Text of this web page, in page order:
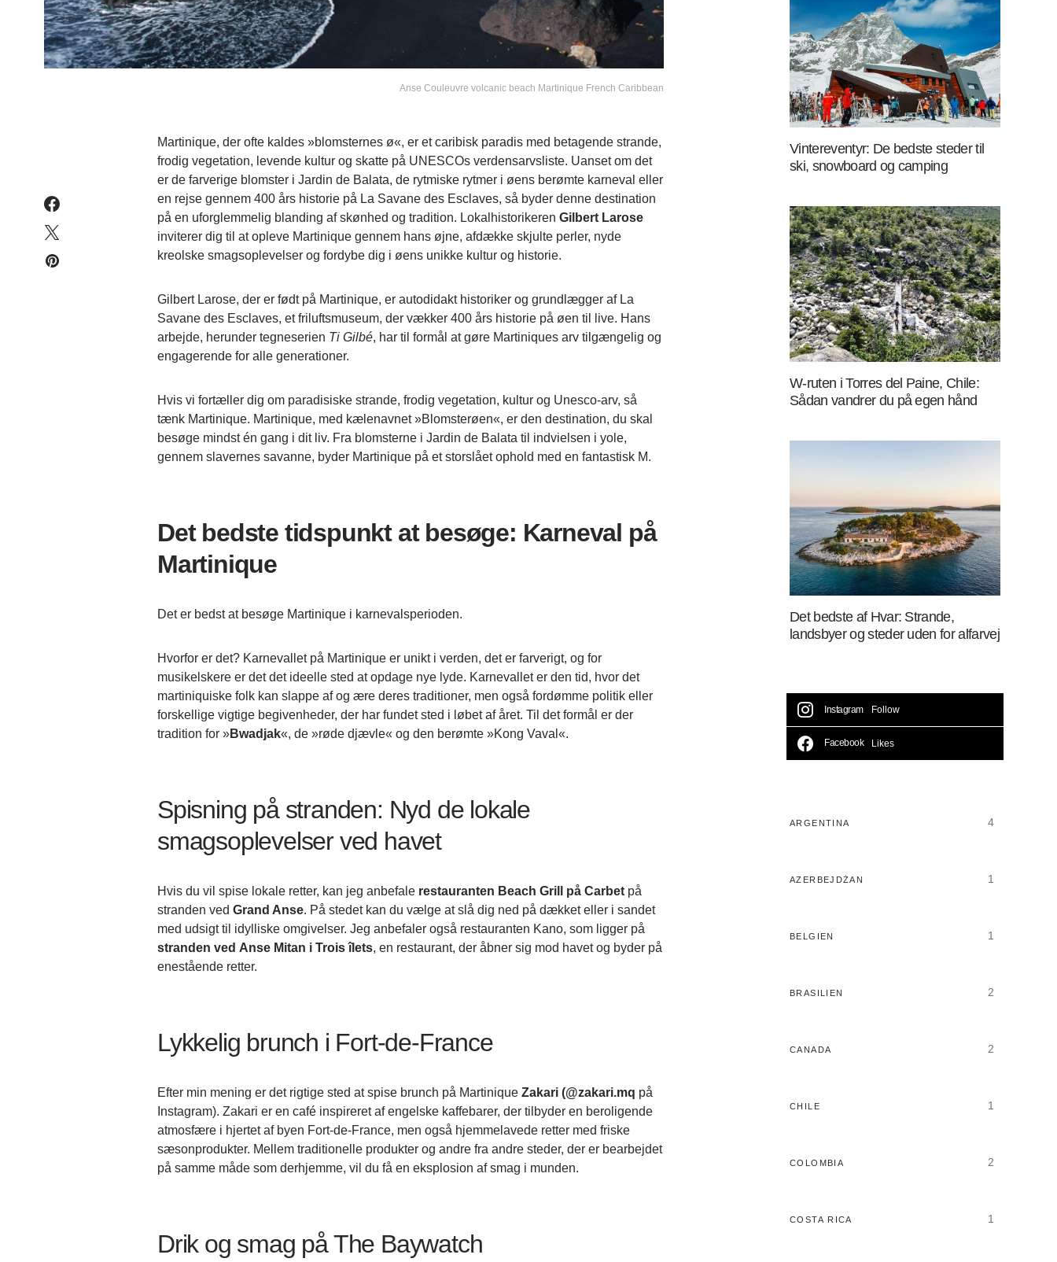
Anse Couleuvre volcanic beach Martinique French Caribbean
Martinique, der ofte kaldes »blomsternes ø«, er et caribisk paradis med betagende strande,
frodig vegetation, levende kultur og skatte på UNESCOs verdensarvsliste. Uanset om det
er de farverige blomster i Jardin de Balata, de rytmiske rytmer i øens berømte karneval eller
en rejse gennem 400 års historie på La Savane des Esclaves, så byder denne destination
på en uforglemmelig blanding af skønhed og tradition. Lokalhistorikeren Gilbert Larose
inviterer dig til at opleve Martinique gennem hans øjne, afdække skjulte perler, nyde
kreolske smagsoplevelser og fordybe dig i øens unikke kultur og historie.
Gilbert Larose, der er født på Martinique, er autodidakt historiker og grundlægger af La
Savane des Esclaves, et friluftsmuseum, der vækker 400 års historie på øen til live. Hans
arbejde, herunder tegneserien Ti Gilbé, har til formål at gøre Martiniques arv tilgængelig og
engagerende for alle generationer.
Hvis vi fortæller dig om paradisiske strande, frodig vegetation, kultur og Unesco-arv, så
tænk Martinique. Martinique, med kælenavnet »Blomsterøen«, er den destination, du skal
besøge mindst én gang i dit liv. Fra blomsterne i Jardin de Balata til indvielsen i yole,
gennem slavernes savanne, byder Martinique på et storslået ophold med en fantastisk M.
Det bedste tidspunkt at besøge: Karneval på
Martinique
Det er bedst at besøge Martinique i karnevalsperioden.
Hvorfor er det? Karnevallet på Martinique er unikt i verden, det er farverigt, og for
musikelskere er det det ideelle sted at opdage nye lyde. Karnevallet er den tid, hvor det
martiniquiske folk kan slappe af og ære deres traditioner, men også fordømme politik eller
forskellige vigtige begivenheder, der har fundet sted i løbet af året. Til det formål er der
tradition for »Bwadjak«, de »røde djævle« og den berømte »Kong Vaval«.
Spisning på stranden: Nyd de lokale
smagsoplevelser ved havet
Hvis du vil spise lokale retter, kan jeg anbefale restauranten Beach Grill på Carbet på
stranden ved Grand Anse. På stedet kan du vælge at slå dig ned på dækket eller i sandet
med udsigt til idylliske omgivelser. Jeg anbefaler også restauranten Kano, som ligger på
stranden ved Anse Mitan i Trois îlets, en restaurant, der åbner sig mod havet og byder på
enestående retter.
Lykkelig brunch i Fort-de-France
Efter min mening er det rigtige sted at spise brunch på Martinique Zakari (@zakari.mq på
Instagram). Zakari er en café inspireret af engelske kaffebarer, der tilbyder en beroligende
atmosfære i hjertet af byen Fort-de-France, men også hjemmelavede retter med friske
sæsonprodukter. Mellem traditionelle produkter og andre fra andre steder, der er bearbejdet
på samme måde som derhjemme, vil du få en eksplosion af smag i munden.
Drik og smag på The Baywatch
Vintereventyr: De bedste steder til
ski, snowboard og camping
W-ruten i Torres del Paine, Chile:
Sådan vandrer du på egen hånd
Det bedste af Hvar: Strande,
landsbyer og steder uden for alfarvej
Instagram Follow
Facebook Likes
ARGENTINA 4
AZERBEJDŻAN 1
BELGIEN 1
BRASILIEN 2
CANADA 2
CHILE 1
COLOMBIA 2
COSTA RICA 1